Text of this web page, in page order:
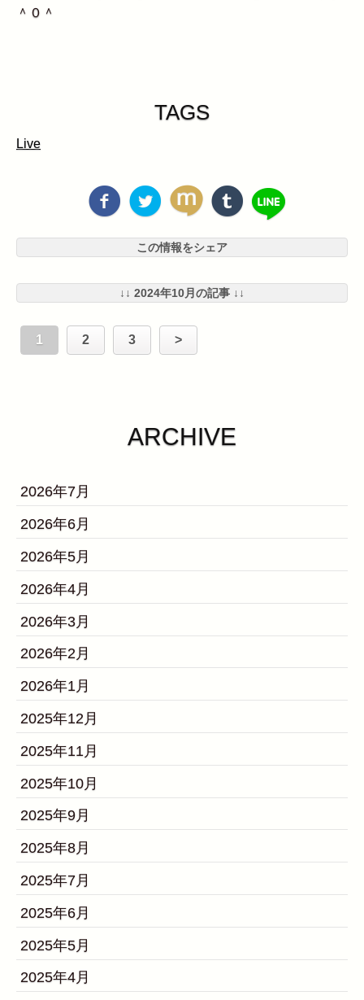
＾０＾
TAGS
Live
この情報をシェア
↓↓ 2024年10月の記事 ↓↓
1 2 3 >
ARCHIVE
2026年7月
2026年6月
2026年5月
2026年4月
2026年3月
2026年2月
2026年1月
2025年12月
2025年11月
2025年10月
2025年9月
2025年8月
2025年7月
2025年6月
2025年5月
2025年4月